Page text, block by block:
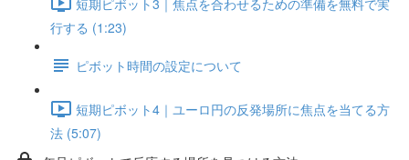
行する (1:23)
ピボット時間の設定について
短期ピボット4｜ユーロ円の反発場所に焦点を当てる方
法 (5:07)